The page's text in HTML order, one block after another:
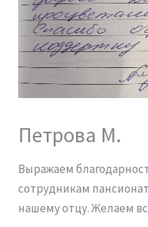
Петрова М.
Выражаем
сотрудникам
нашему отцу. Желаем